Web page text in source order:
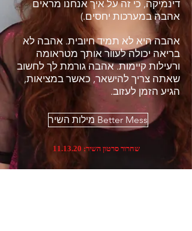
דינמיקה, כי זה על איך אנחנו מראים
אהבה במערכות יחסים.)
אהבה היא לא תמיד חיובית. אהבה לא
בריאה יכולה לעוור אותך מטראומה
ורעילות קיימות. אהבה גורמת לך לחשוב
שאתה צריך להישאר, כאשר במציאות,
הגיע הזמן לעזוב.
מילות השיר Better Mess
שחרור סרטון השיר: 11.13.20